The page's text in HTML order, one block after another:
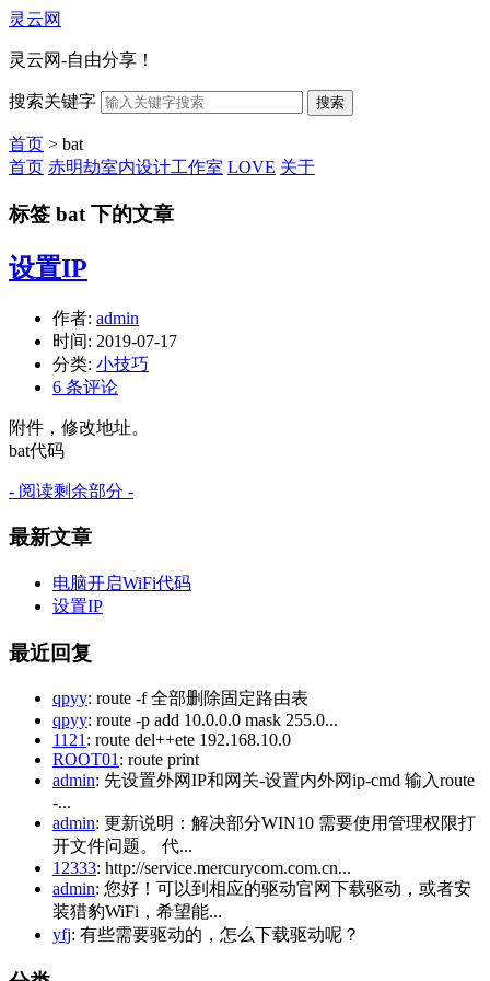
灵云网
灵云网-自由分享！
搜索关键字 搜索
首页 > bat
首页 赤明劫室内设计工作室 LOVE 关于
标签 bat 下的文章
设置IP
作者: admin
时间: 2019-07-17
分类: 小技巧
6 条评论
附件，修改地址。
bat代码
- 阅读剩余部分 -
最新文章
电脑开启WiFi代码
设置IP
最近回复
qpyy: route -f 全部删除固定路由表
qpyy: route -p add 10.0.0.0 mask 255.0...
1121: route del++ete 192.168.10.0
ROOT01: route print
admin: 先设置外网IP和网关-设置内外网ip-cmd 输入route
-...
admin: 更新说明：解决部分WIN10 需要使用管理权限打
开文件问题。 代...
12333: http://service.mercurycom.com.cn...
admin: 您好！可以到相应的驱动官网下载驱动，或者安
装猎豹WiFi，希望能...
yfj: 有些需要驱动的，怎么下载驱动呢？